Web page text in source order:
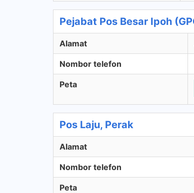
Pejabat Pos Besar Ipoh
Alamat
Nombor telefon
Peta
Pos Laju, Perak
Alamat
Nombor telefon
Peta